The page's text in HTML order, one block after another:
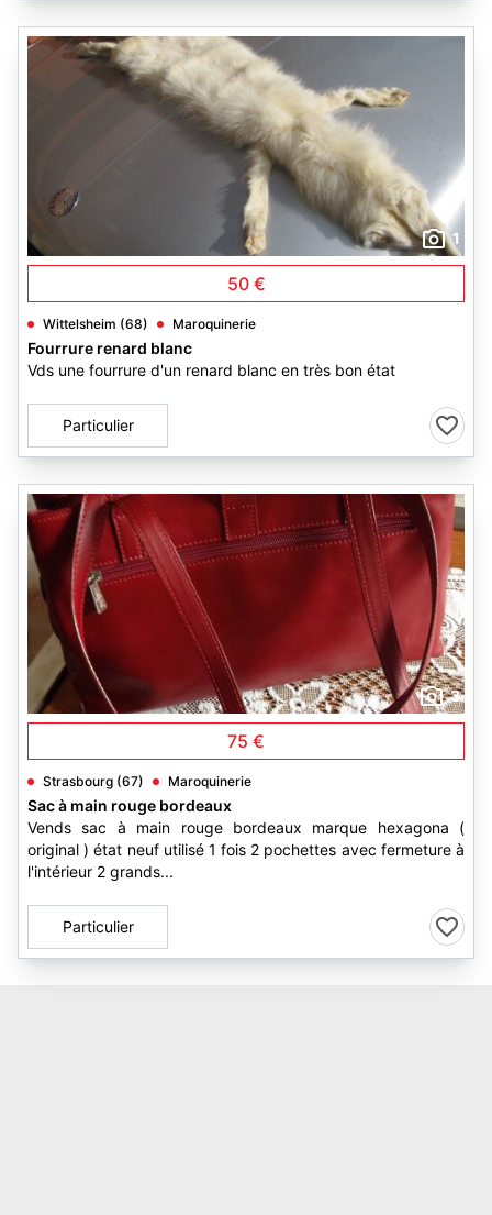
1
50 €
Wittelsheim (68) Maroquinerie
Fourrure renard blanc
Vds une fourrure d'un renard blanc en très bon état
Particulier
3
75 €
Strasbourg (67) Maroquinerie
Sac à main rouge bordeaux
Vends sac à main rouge bordeaux marque hexagona (
original ) état neuf utilisé 1 fois 2 pochettes avec fermeture à
l'intérieur 2 grands...
Particulier